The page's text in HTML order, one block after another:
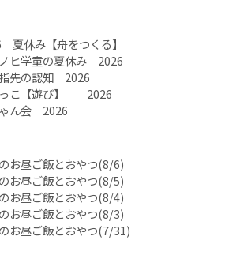
夏休み【舟をつくる】
ヒ学童の夏休み 2026
先の認知 2026
こ【遊び】 2026
ん会 2026
お昼ご飯とおやつ(8/6)
お昼ご飯とおやつ(8/5)
お昼ご飯とおやつ(8/4)
お昼ご飯とおやつ(8/3)
お昼ご飯とおやつ(7/31)